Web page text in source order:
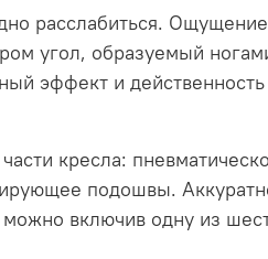
расслабиться.
угол, образуемый
эффект и
кресла:
подошвы.
включив одну из